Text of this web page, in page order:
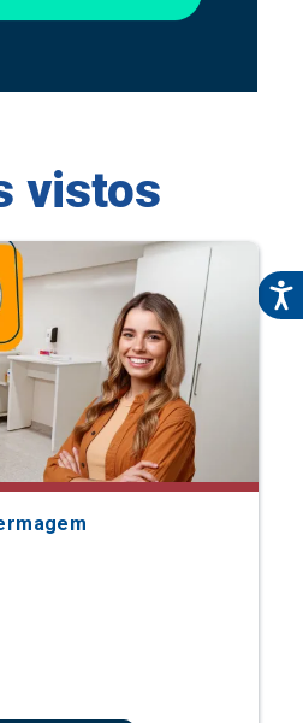
vistos